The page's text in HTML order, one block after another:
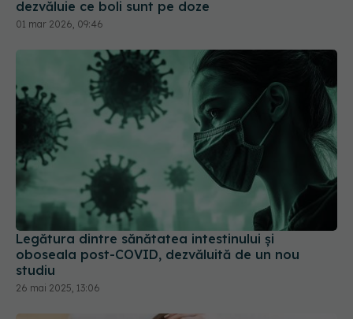
01 mar 2026, 09:46
Legătura dintre sănătatea intestinului și
oboseala post-COVID, dezvăluită de un nou
studiu
26 mai 2025, 13:06